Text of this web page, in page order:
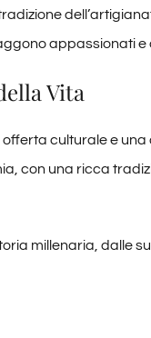
appassionati e
Vita
culturale e
con una ricca
millenaria, dalle